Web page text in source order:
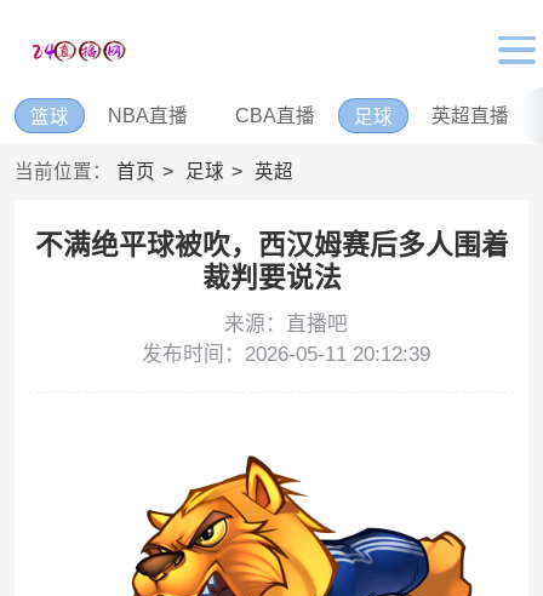
篮球 NBA直播 CBA直播 足球 英超直播
当前位置： 首页 足球 英超
不满绝平球被吹，西汉姆赛后多人围着
裁判要说法
来源：直播吧
发布时间：2026-05-11 20:12:39